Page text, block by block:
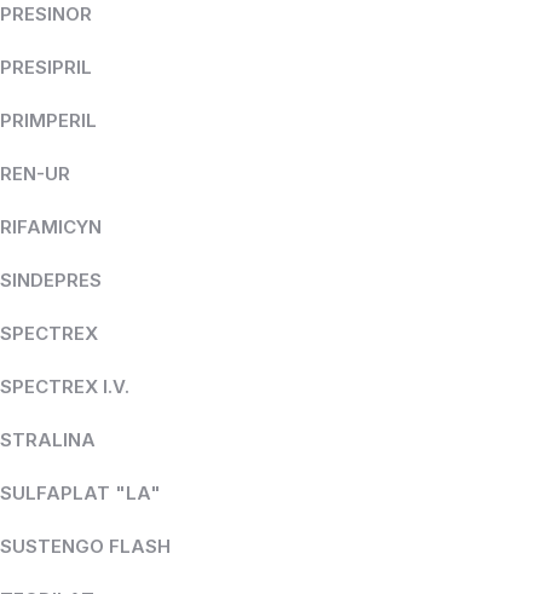
PRESINOR
PRESIPRIL
PRIMPERIL
REN-UR
RIFAMICYN
SINDEPRES
SPECTREX
SPECTREX I.V.
STRALINA
SULFAPLAT "LA"
SUSTENGO FLASH